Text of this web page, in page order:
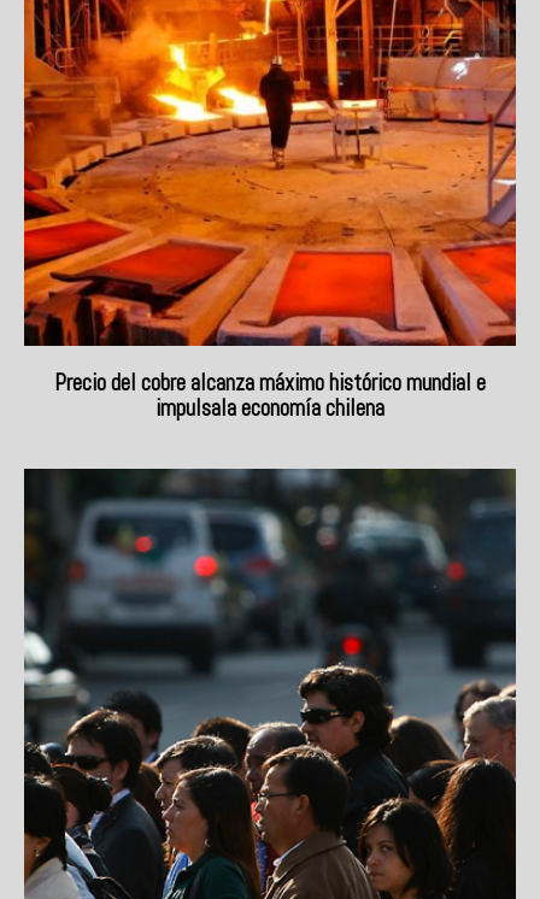
Precio del cobre alcanza máximo histórico mundial e
impulsala economía chilena